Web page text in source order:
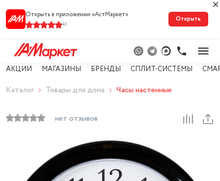
Открыть в приложении «АстМарке‪т‬»
41
Открыть
АКЦИИ МАГАЗИНЫ БРЕНДЫ СПЛИТ-СИСТЕМЫ
Каталог Товары для дома Часы настенные
нет отзывов